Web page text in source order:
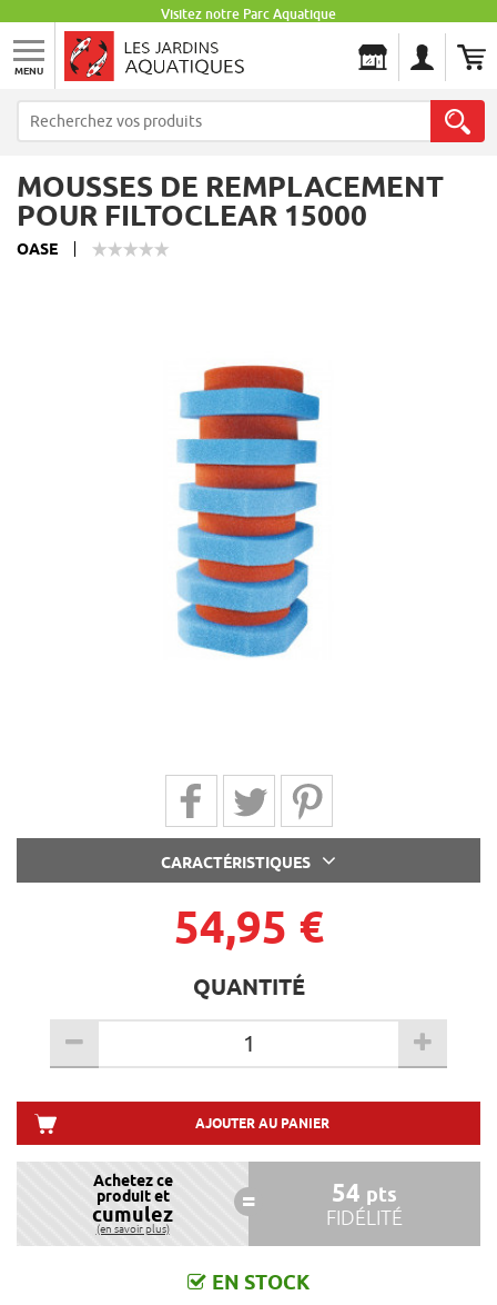
Visitez notre Parc Aquatique
MENU
MOUSSES DE REMPLACEMENT
POUR FILTOCLEAR 15000
OASE
Partager sur Facebook
Partager sur Twitter
Partager sur Pinterest
CARACTÉRISTIQUES
54,95 €
QUANTITÉ
AJOUTER AU PANIER
Achetez ce
produit et
cumulez
(en savoir plus)
54 pts
FIDÉLITÉ
EN STOCK